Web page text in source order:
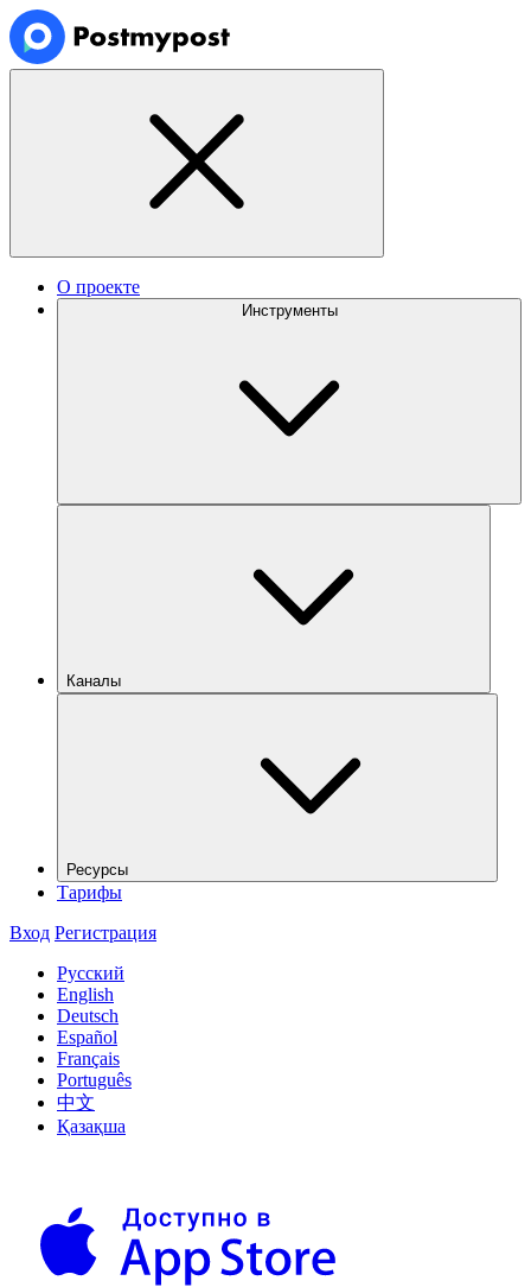
О проекте
Инструменты
Каналы
Ресурсы
Тарифы
Вход Регистрация
Русский
English
Deutsch
Español
Français
Português
中文
Қазақша